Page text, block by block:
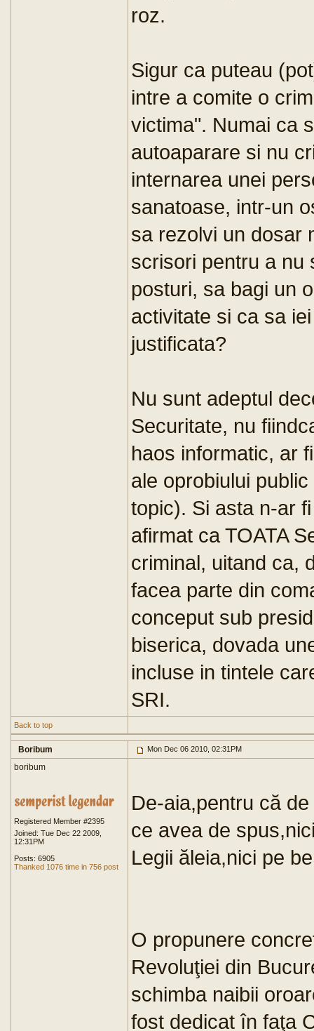
roz.
Sigur ca puteau
intre a comite o
victima". Numai ca
autoaparare si nu
internarea unei
sanatoase, intr-un
sa rezolvi un dosar
scrisori pentru a nu
posturi, sa bagi un
activitate si ca sa
justificata?
Nu sunt adeptul
Securitate, nu
haos informatic, ar
ale oprobiului
topic). Si asta n-ar
afirmat ca TOATA
criminal, uitand ca,
facea parte din
conceput sub
biserica, dovada
incluse in tintele
SRI.
Back to top
Boribum Mon Dec 06 2010, 02:31PM
boribum
Registered Member #2395
Joined: Tue Dec 22 2009,
12:31PM
Posts: 6905
Thanked 1076 time in 756 post
De-aia,pentru că
ce avea de
Legii ăleia,nici pe
O propunere
Revoluţiei din
schimba naibii
fost dedicat în faţa